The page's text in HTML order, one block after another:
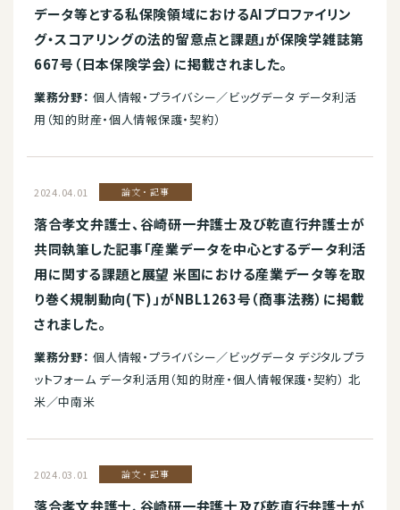
データ等とする私保険領域におけるAIプロファイリン
グ・スコアリングの法的留意点と課題」が保険学雑誌第
667号（日本保険学会）に掲載されました。
業務分野： 個人情報・プライバシー／ビッグデータ データ利活
用（知的財産・個人情報保護・契約）
2024.04.01 論文・記事
落合孝文弁護士、谷崎研一弁護士及び乾直行弁護士が
共同執筆した記事「産業データを中心とするデータ利活
用に関する課題と展望 米国における産業データ等を取
り巻く規制動向(下)」がNBL1263号（商事法務）に掲載
されました。
業務分野： 個人情報・プライバシー／ビッグデータ デジタルプラ
ットフォーム データ利活用（知的財産・個人情報保護・契約） 北
米／中南米
2024.03.01 論文・記事